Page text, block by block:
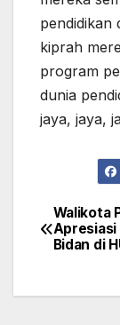
pendidikan
kiprah
program
dunia
jaya, jaya,
pos
Walikota
Apresiasi
Bidan di